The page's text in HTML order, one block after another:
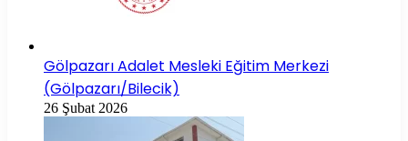
Gölpazarı Adalet Mesleki Eğitim Merkezi
(Gölpazarı/Bilecik)
26 Şubat 2026